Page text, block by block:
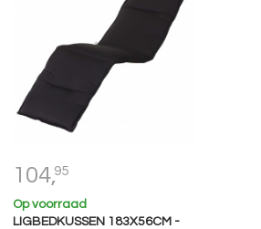
104,95
Op voorraad
LIGBEDKUSSEN 183X56CM -